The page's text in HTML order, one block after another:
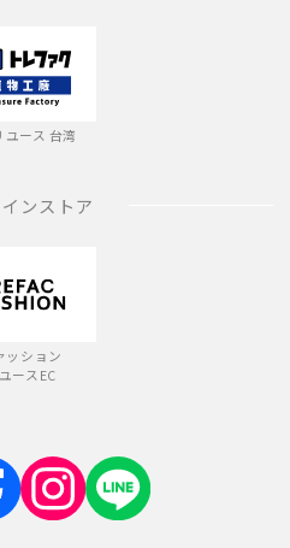
ユース 台湾
ンストア
ッション
ースEC